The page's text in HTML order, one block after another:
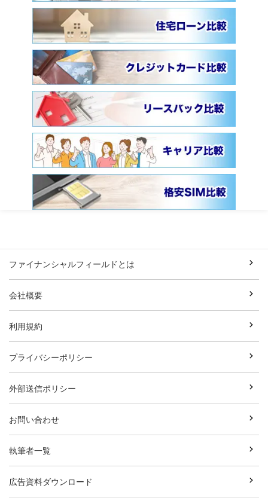
ファイナンシャルフィールドとは
会社概要
利用規約
プライバシーポリシー
外部送信ポリシー
お問い合わせ
執筆者一覧
広告資料ダウンロード